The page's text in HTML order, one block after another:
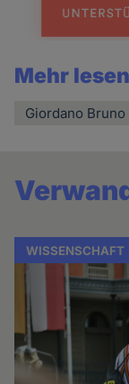
Mehr
Giordano
WISSENSCHAFT